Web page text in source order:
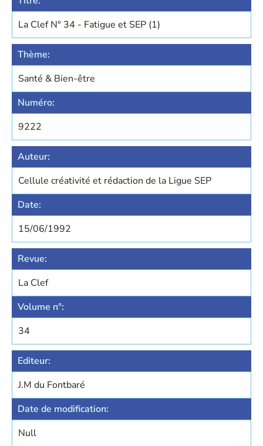
La Clef N° 34 - Fatigue et SEP (1)
Thème:
Santé & Bien-être
Numéro:
9222
Auteur:
Cellule créativité et rédaction de la Ligue SEP
Date:
15/06/1992
Revue:
La Clef
Volume n°:
34
Editeur:
J.M du Fontbaré
Date de modification:
Null